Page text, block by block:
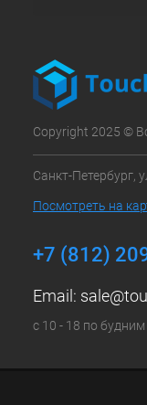
Copyright 2025 ©
Санкт-Петербург,
Посмотреть на
+7 (812)
Email:
с 10 - 18 по